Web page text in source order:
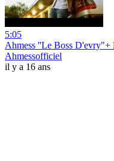
5:05
Ahmess ''Le Boss D'evry"+
Ahmessofficiel
il y a 16 ans